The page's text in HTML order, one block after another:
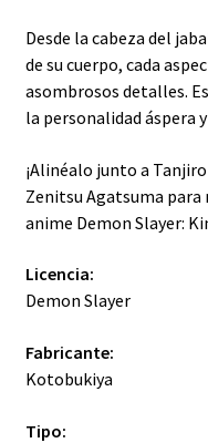
Desde la cabeza del
de su cuerpo, cada
asombrosos detalles.
la personalidad áspera
¡Alinéalo junto a
Zenitsu Agatsuma para
anime Demon Slayer:
Licencia:
Demon Slayer
Fabricante:
Kotobukiya
Tipo: